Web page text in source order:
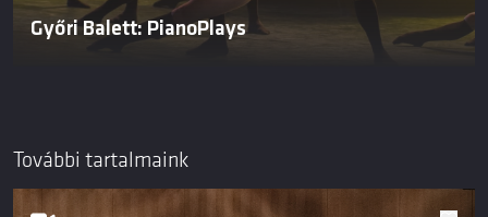
Győri Balett: PianoPlays
További tartalmaink